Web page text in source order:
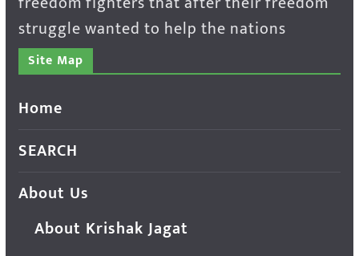
struggle wanted to help the nations
Site Map
Home
SEARCH
About Us
About Krishak Jagat